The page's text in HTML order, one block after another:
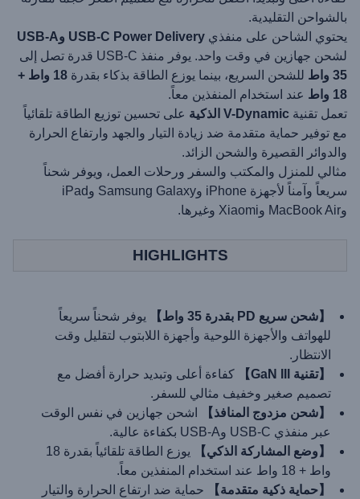
بالشواحن التقليدية.
يحتوي الشاحن على منفذي USB-C Power Delivery وUSB-A
لشحن جهازين في وقت واحد. يوفر منفذ USB-C قدرة تصل إلى
35 واط
للشحن السريع، بينما يوزع الطاقة بذكاء بقدرة
18 واط +
18 واط
عند استخدام المنفذين معاً.
تعمل تقنية V-Dynamic الذكية
على تحسين توزيع الطاقة تلقائياً
مع توفير حماية متقدمة ضد زيادة التيار والجهد وارتفاع الحرارة
والدوائر القصيرة والشحن الزائد.
مثالي للمنزل والمكتب والسفر ورحلات العمل، ويوفر شحناً
سريعاً وآمناً لأجهزة iPhone وSamsung Galaxy وiPad
وMacBook Air وXiaomi وغيرها.
HIGHLIGHTS
【شحن سريع PD بقدرة 35 واط】
يوفر شحناً سريعاً
للهواتف والأجهزة اللوحية وأجهزة اللابتوب لتقليل وقت
الانتظار.
【تقنية GaN III】
كفاءة أعلى وتبديد حرارة أفضل مع
تصميم صغير وخفيف مثالي للسفر.
【شحن مزدوج المنافذ】
اشحن جهازين في نفس الوقت
عبر منفذي USB-C وUSB-A بكفاءة عالية.
【وضع المشاركة الذكي】
يوزع الطاقة تلقائياً بقدرة 18
واط + 18 واط عند استخدام المنفذين معاً.
【حماية ذكية متقدمة】
حماية ضد ارتفاع الحرارة والتيار